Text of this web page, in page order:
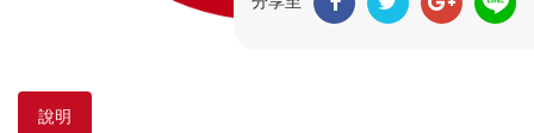
說明